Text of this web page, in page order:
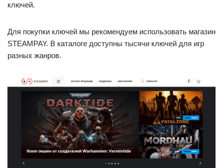
ключей.
Для покупки ключей мы рекомендуем использовать магазин
STEAMPAY. В каталоге доступны тысячи ключей для игр
разных жанров.